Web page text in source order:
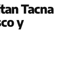
Tacna
y